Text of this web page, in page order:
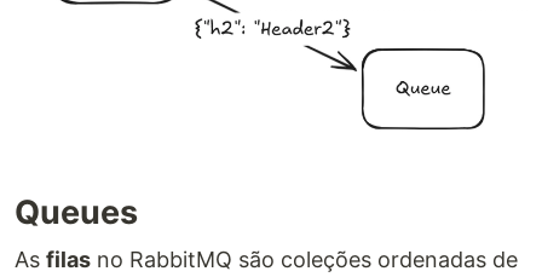
Queues
As filas no RabbitMQ são coleções ordenadas de